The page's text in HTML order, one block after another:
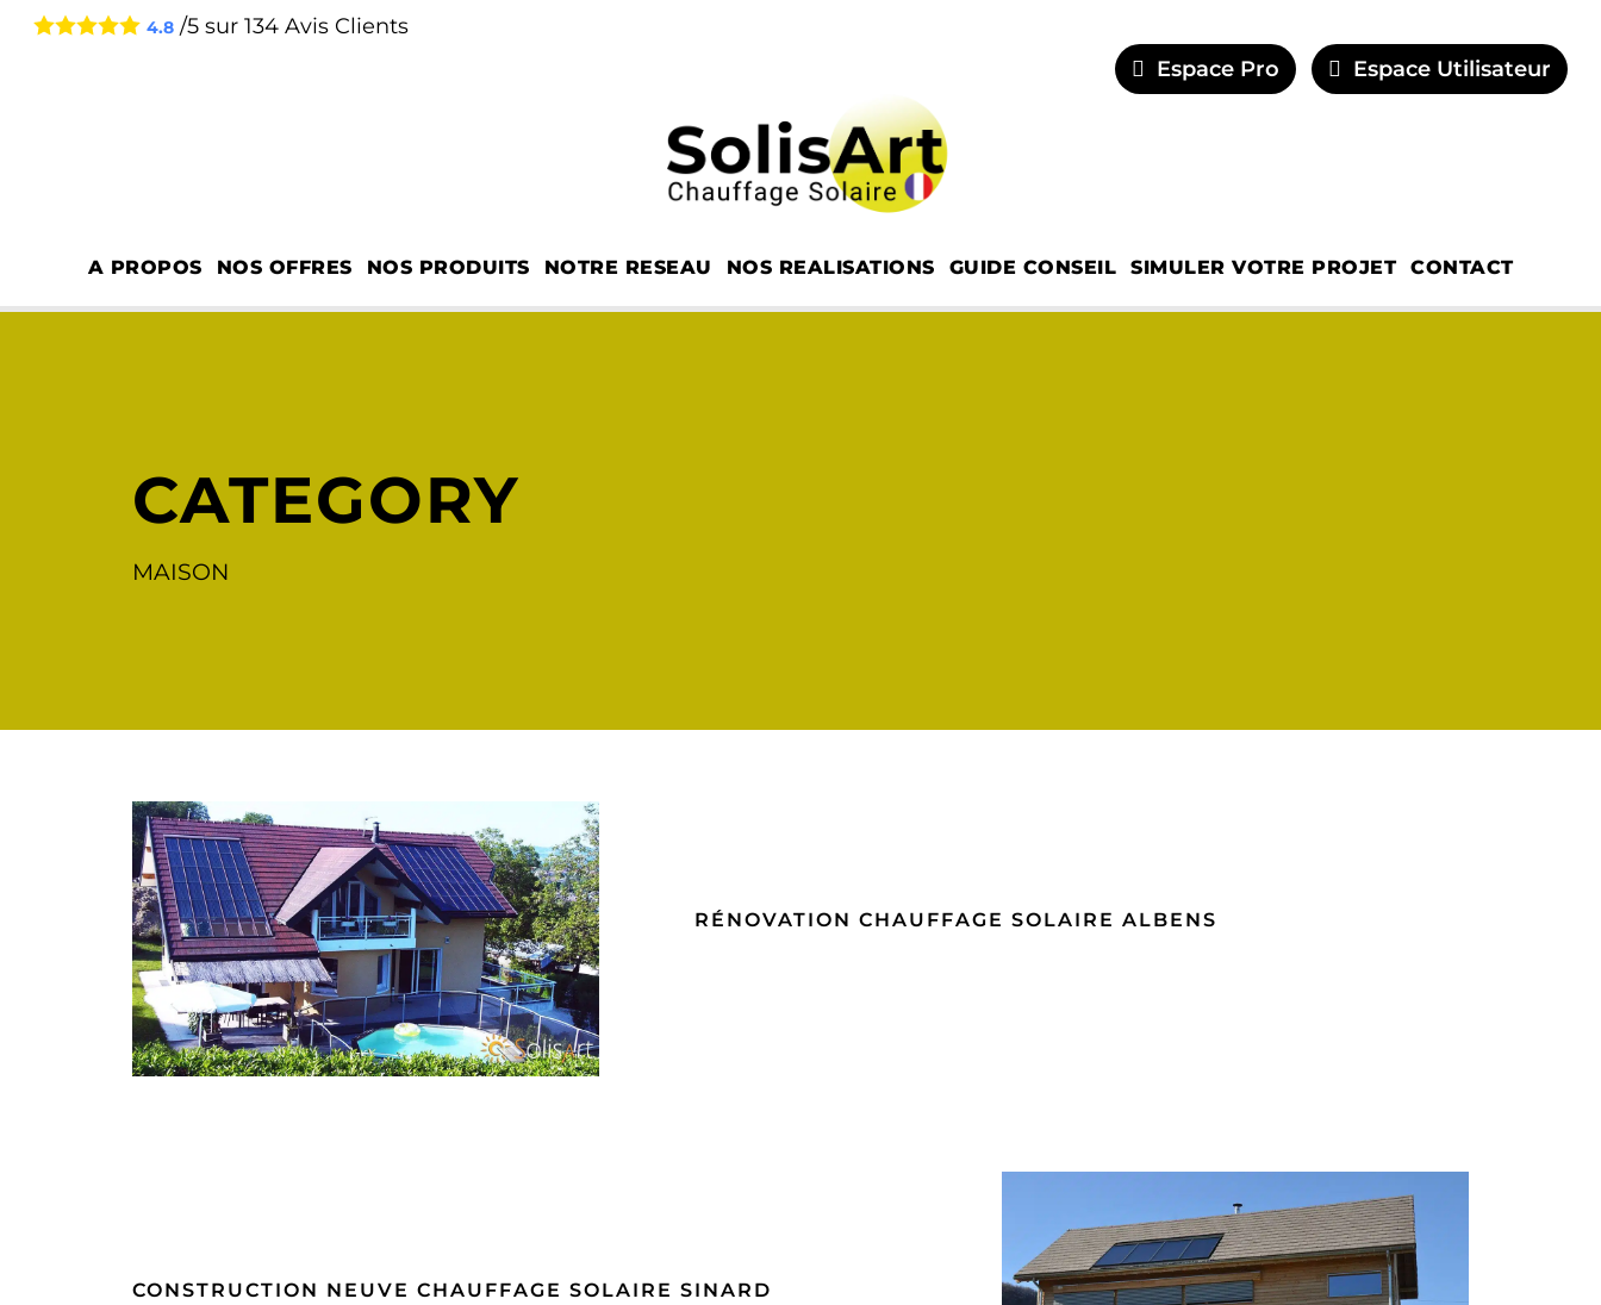
4.8 /5 sur 134 Avis Clients
Espace Pro
Espace Utilisateur
A PROPOS NOS OFFRES NOS PRODUITS NOTRE RESEAU NOS REALISATIONS GUIDE CONSEIL SIMULER VOTRE PROJET CONTACT
CATEGORY
MAISON
RÉNOVATION CHAUFFAGE SOLAIRE
ALBENS
RÉNOVATION CHAUFFAGE SOLAIRE ALBENS
CONSTRUCTION NEUVE CHAUFFAGE SOLAIRE SINARD